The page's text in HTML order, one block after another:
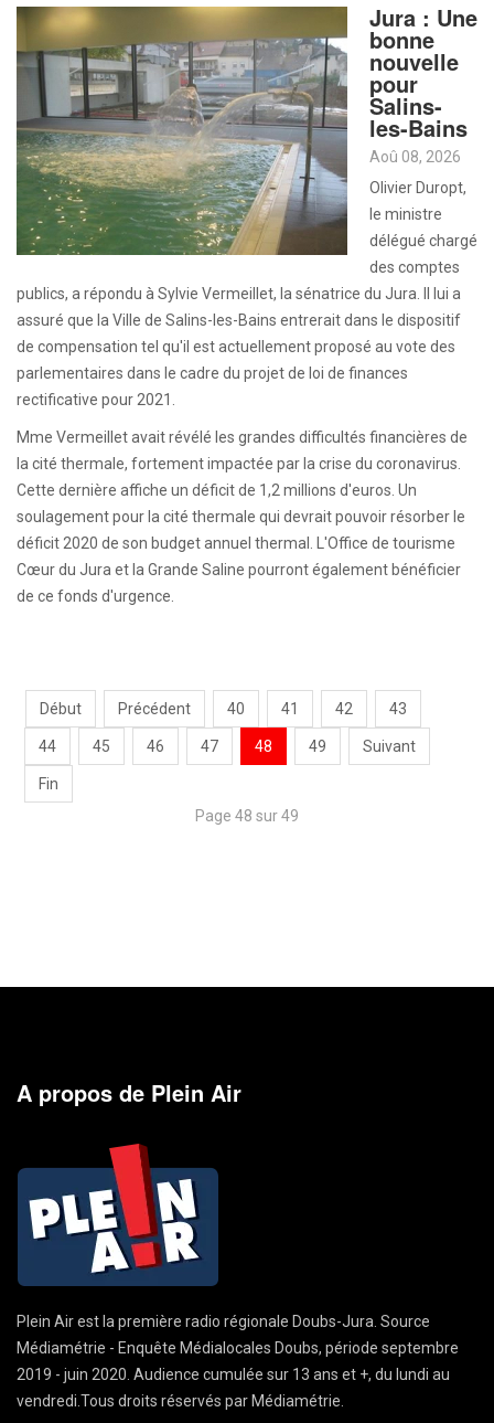
Jura : Une
bonne
nouvelle
pour
Salins-
les-Bains
Aoû 08, 2026
Olivier Duropt,
le ministre
délégué chargé
des comptes
publics, a répondu à Sylvie Vermeillet, la sénatrice du Jura. Il lui a
assuré que la Ville de Salins-les-Bains entrerait dans le dispositif
de compensation tel qu'il est actuellement proposé au vote des
parlementaires dans le cadre du projet de loi de finances
rectificative pour 2021.
Mme Vermeillet avait révélé les grandes difficultés financières de
la cité thermale, fortement impactée par la crise du coronavirus.
Cette dernière affiche un déficit de 1,2 millions d'euros. Un
soulagement pour la cité thermale qui devrait pouvoir résorber le
déficit 2020 de son budget annuel thermal. L'Office de tourisme
Cœur du Jura et la Grande Saline pourront également bénéficier
de ce fonds d'urgence.
Début Précédent 40 41 42 43
44 45 46 47 48 49 Suivant
Fin
Page 48 sur 49
A propos de Plein Air
Plein Air est la première radio régionale Doubs-Jura. Source
Médiamétrie - Enquête Médialocales Doubs, période septembre
2019 - juin 2020. Audience cumulée sur 13 ans et +, du lundi au
vendredi.Tous droits réservés par Médiamétrie.